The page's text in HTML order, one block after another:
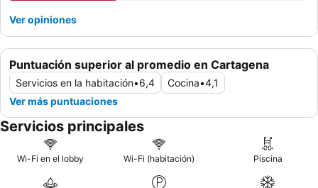
Puntuación superior al promedio en Cartagena
Servicios en la habitación•6,4 Cocina•4,1
Ver más puntuaciones
Ver opiniones
Servicios principales
Wi-Fi en el lobby Wi-Fi (habitación) Piscina